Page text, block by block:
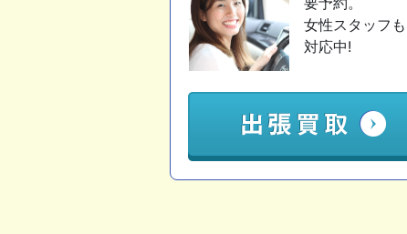
女性スタッフも
対応中!